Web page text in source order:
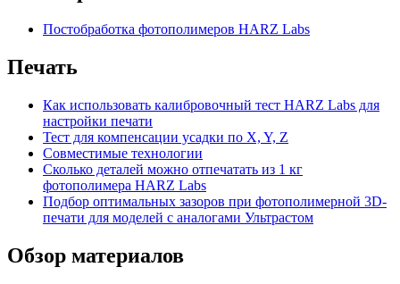
Постобработка фотополимеров HARZ Labs
Печать
Как использовать калибровочный тест HARZ Labs для
настройки печати
Тест для компенсации усадки по X, Y, Z
Совместимые технологии
Сколько деталей можно отпечатать из 1 кг
фотополимера HARZ Labs
Подбор оптимальных зазоров при фотополимерной 3D-
печати для моделей с аналогами Ультрастом
Обзор материалов